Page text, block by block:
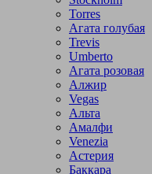
Torres
Агата голубая
Trevis
Umberto
Агата розовая
Алжир
Vegas
Альта
Амалфи
Venezia
Астерия
Баккара